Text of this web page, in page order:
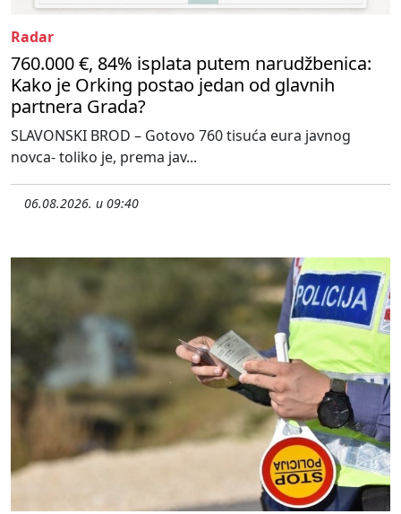
Radar
760.000 €, 84% isplata putem narudžbenica:
Kako je Orking postao jedan od glavnih
partnera Grada?
SLAVONSKI BROD – Gotovo 760 tisuća eura javnog
novca- toliko je, prema jav...
06.08.2026. u 09:40